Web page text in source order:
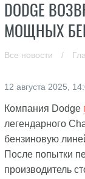
DODGE
МОЩНЫХ
Все новости /
12 августа 2025,
Компания Dodge
легендарного
бензиновую
После попытки
производитель